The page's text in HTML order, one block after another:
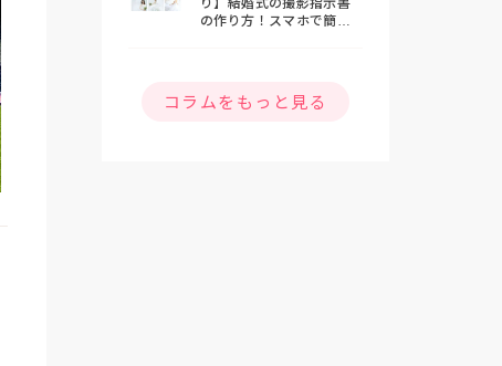
り】結婚式の撮影指示書
の作り方！スマホで簡単
コラムをもっと見る